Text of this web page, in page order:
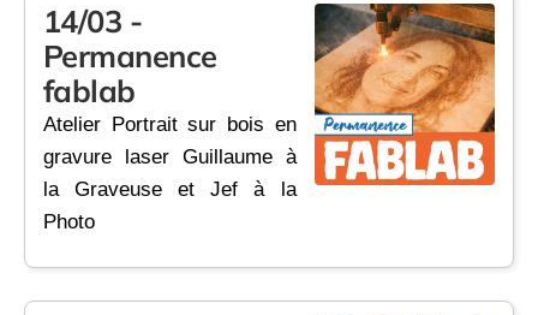
14/03 -
Permanence
fablab
Atelier Portrait sur bois en
gravure laser Guillaume à
la Graveuse et Jef à la
Photo